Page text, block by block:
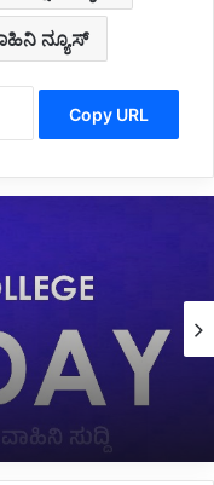
ನ್ಯೂಸ್
Copy URL
ರಜೆ